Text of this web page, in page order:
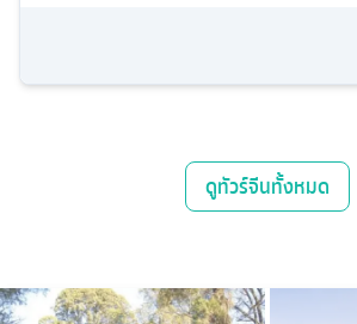
ดูทัวร์จีนทั้งหมด